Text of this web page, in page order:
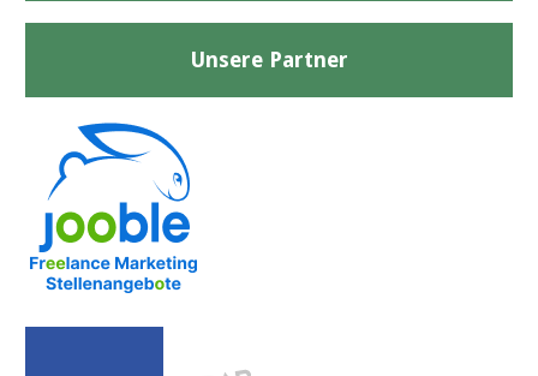
Unsere Partner